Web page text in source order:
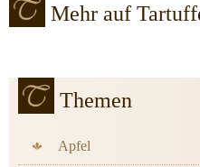
Mehr auf
Themen
Apfel